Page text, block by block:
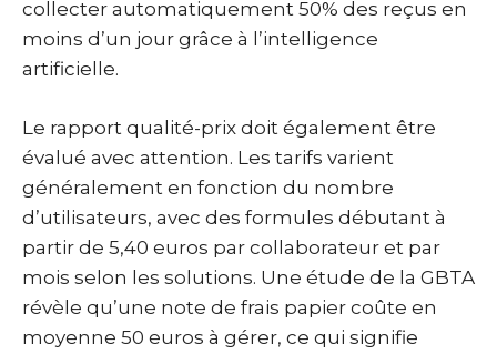
collecter automatiquement 50% des reçus en
moins d’un jour grâce à l’intelligence
artificielle.
Le rapport qualité-prix doit également être
évalué avec attention. Les tarifs varient
généralement en fonction du nombre
d’utilisateurs, avec des formules débutant à
partir de 5,40 euros par collaborateur et par
mois selon les solutions. Une étude de la GBTA
révèle qu’une note de frais papier coûte en
moyenne 50 euros à gérer, ce qui signifie